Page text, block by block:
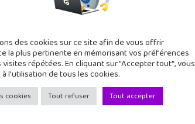
Junior est le premier site de culture
des cookies sur ce site afin de vous offrir
la plus pertinente en mémorisant vos préférences
répétées. En cliquant sur "Accepter tout", vous
l'utilisation de tous les cookies.
cookies Tout refuser Tout accepter